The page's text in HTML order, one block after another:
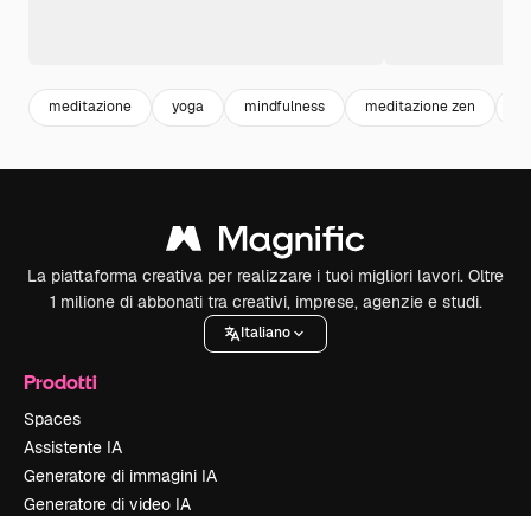
meditazione yoga mindfulness meditazione zen
La piattaforma creativa per realizzare i tuoi migliori lavori. Oltre
1 milione di abbonati tra creativi, imprese, agenzie e studi.
Italiano
Prodotti
Spaces
Assistente IA
Generatore di immagini IA
Generatore di video IA